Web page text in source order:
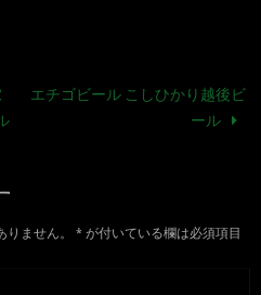
エチゴビール こしひかり越後ビ
ール
ません。 * が付いている欄は必須項目